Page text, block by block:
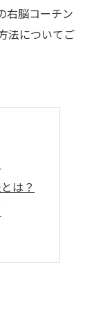
右脳コーチン
法についてご
は？
ヒント